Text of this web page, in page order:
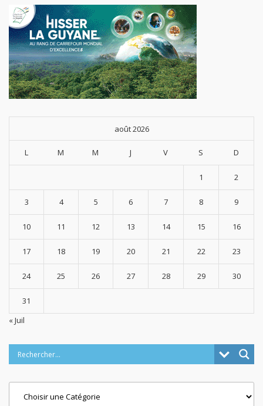
août 2026
L M M J V S D
1 2
3 4 5 6 7 8 9
10 11 12 13 14 15 16
17 18 19 20 21 22 23
24 25 26 27 28 29 30
31
« Juil